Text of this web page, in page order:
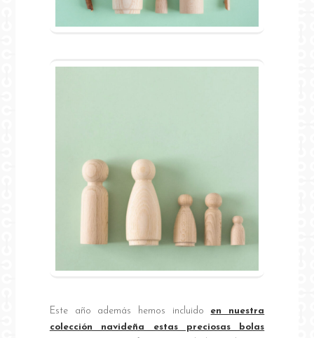
Este año además hemos incluido en nuestra
colección navideña estas preciosas bolas